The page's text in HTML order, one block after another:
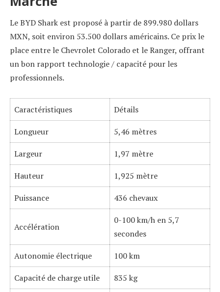
Le BYD Shark est proposé à partir de 899.980 dollars
MXN, soit environ 53.500 dollars américains. Ce prix le
place entre le Chevrolet Colorado et le Ranger, offrant
un bon rapport technologie / capacité pour les
professionnels.
Caractéristiques Détails
Longueur 5,46 mètres
Largeur 1,97 mètre
Hauteur 1,925 mètre
Puissance 436 chevaux
Accélération
0-100 km/h en 5,7
secondes
Autonomie électrique 100 km
Capacité de charge utile 835 kg